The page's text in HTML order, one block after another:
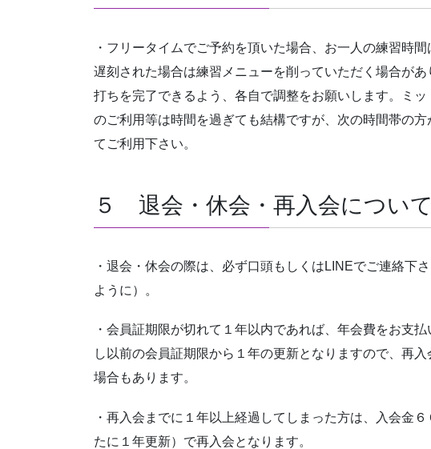
・フリータイムでご予約を頂いた場合、お一人の練習時
遅刻された場合は練習メニューを削っていただく場合が
打ちを完了できるよう、各自で調整をお願いします。ミ
のご利用等は時間を過ぎても結構ですが、次の時間帯の
てご利用下さい。
５ 退会・休会・再入会について
・退会・休会の際は、必ず口頭もしくはLINEでご連絡下
ように）。
・会員証期限が切れて１年以内であれば、年会費をお支
し以前の会員証期限から１年の更新となりますので、再
場合もあります。
・再入会までに１年以上経過してしまった方は、入会金
たに１年更新）で再入会となります。